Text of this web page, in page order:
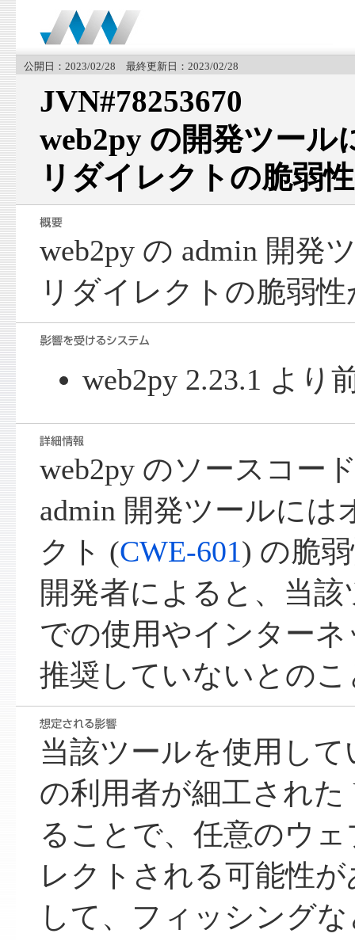
公開日：2023/02/28 最終更新日：2023/02/28
JVN#78253670
web2py の開発ツール
リダイレクトの脆弱性
web2py の admin 開発
リダイレクトの脆弱
web2py 2.23.1 より
web2py のソースコー
admin 開発ツールには
クト (CWE-601) の脆
開発者によると、当
での使用やインター
推奨していないとの
当該ツールを使用して
の利用者が細工され
ることで、任意のウ
レクトされる可能性
して、フィッシング